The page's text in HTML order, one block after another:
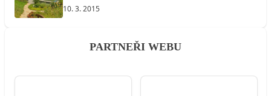
10. 3. 2015
PARTNEŘI WEBU